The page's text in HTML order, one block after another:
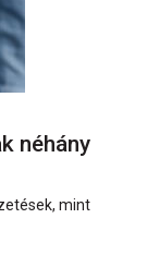
néhány
mint